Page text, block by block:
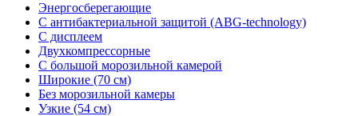
Энергосберегающие
С антибактериальной защитой (ABG-technology)
С дисплеем
Двухкомпрессорные
С большой морозильной камерой
Широкие (70 см)
Без морозильной камеры
Узкие (54 см)